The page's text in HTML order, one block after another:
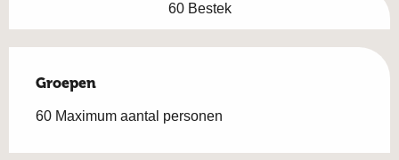
60 Bestek
Groepen
Groepen
60 Maximum aantal personen